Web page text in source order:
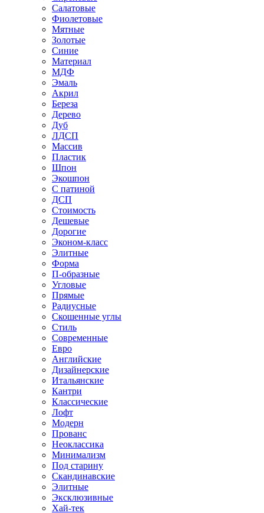
Салатовые
Фиолетовые
Мятные
Золотые
Синие
Материал
МДФ
Эмаль
Акрил
Береза
Дерево
Дуб
ЛДСП
Массив
Пластик
Шпон
Экошпон
С патиной
ДСП
Стоимость
Дешевые
Дорогие
Эконом-класс
Элитные
Форма
П-образные
Угловые
Прямые
Радиусные
Скошенные углы
Стиль
Современные
Евро
Английские
Дизайнерские
Итальянские
Кантри
Классические
Лофт
Модерн
Прованс
Неоклассика
Минимализм
Под старину
Скандинавские
Элитные
Эксклюзивные
Хай-тек